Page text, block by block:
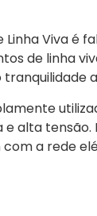
Viva
de linha
alta
a rede